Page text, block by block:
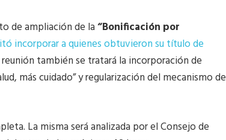
de ampliación de la“Bonificación por
incorporar a quienes obtuvieron su título de
reunión también se tratará la incorporación de
más cuidado” y regularización del mecanismo de
La misma será analizada por el Consejo de